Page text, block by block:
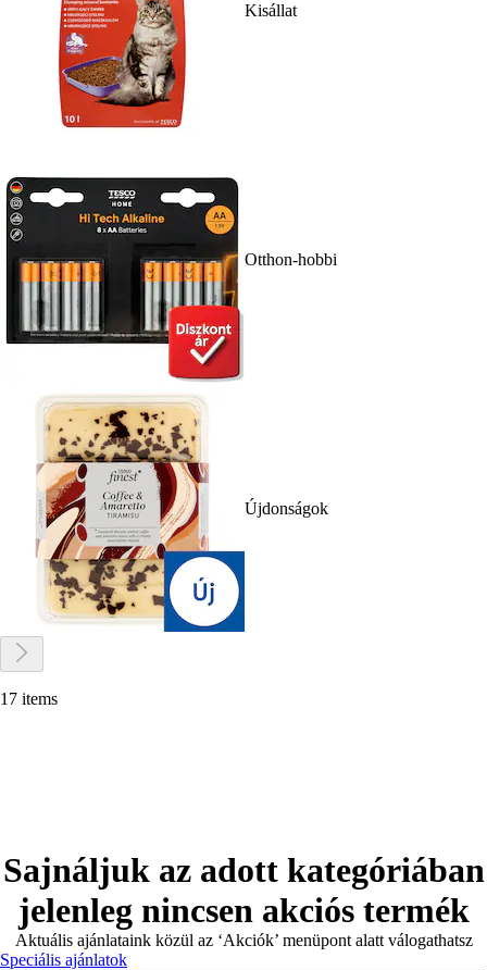
Kisállat
Otthon-hobbi
Újdonságok
17 items
Sajnáljuk az adott kategóriában
jelenleg nincsen akciós termék
Aktuális ajánlataink közül az ‘Akciók’ menüpont alatt válogathatsz
Speciális ajánlatok